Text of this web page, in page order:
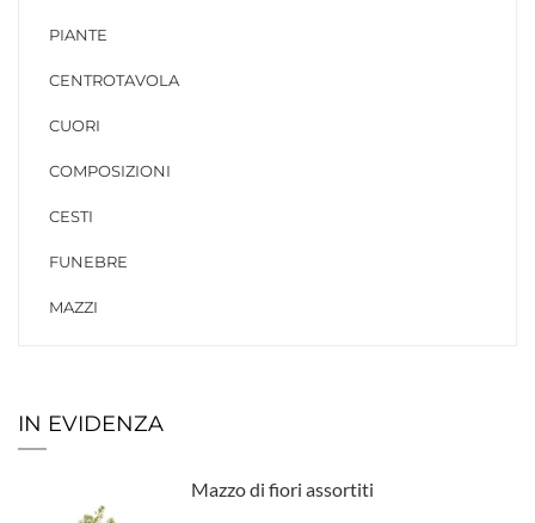
PIANTE
CENTROTAVOLA
CUORI
COMPOSIZIONI
CESTI
FUNEBRE
MAZZI
IN EVIDENZA
Mazzo di fiori assortiti